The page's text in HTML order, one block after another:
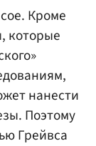
Кроме
которые
нанести
Поэтому
Грейвса